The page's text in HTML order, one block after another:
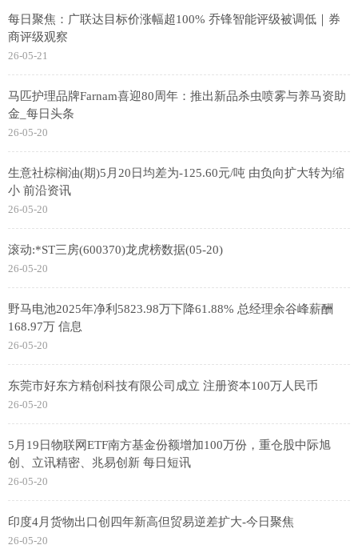
每日聚焦：广联达目标价涨幅超100% 乔锋智能评级被调低｜券
商评级观察
26-05-21
马匹护理品牌Farnam喜迎80周年：推出新品杀虫喷雾与养马资助
金_每日头条
26-05-20
生意社棕榈油(期)5月20日均差为-125.60元/吨 由负向扩大转为缩
小 前沿资讯
26-05-20
滚动:*ST三房(600370)龙虎榜数据(05-20)
26-05-20
野马电池2025年净利5823.98万下降61.88% 总经理余谷峰薪酬
168.97万 信息
26-05-20
东莞市好东方精创科技有限公司成立 注册资本100万人民币
26-05-20
5月19日物联网ETF南方基金份额增加100万份，重仓股中际旭
创、立讯精密、兆易创新 每日短讯
26-05-20
印度4月货物出口创四年新高但贸易逆差扩大-今日聚焦
26-05-20